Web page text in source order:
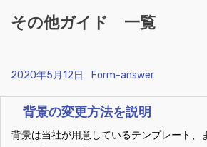
その他ガイド 一覧
Posted on
2020年5月12日 Posted by
Form-answer
背景の変更方法を説明
背景は当社が用意しているテンプレート、